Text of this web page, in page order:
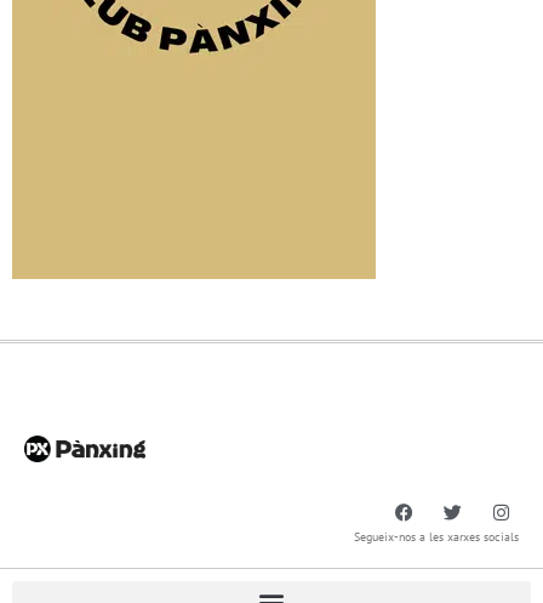
Segueix-nos a les xarxes socials